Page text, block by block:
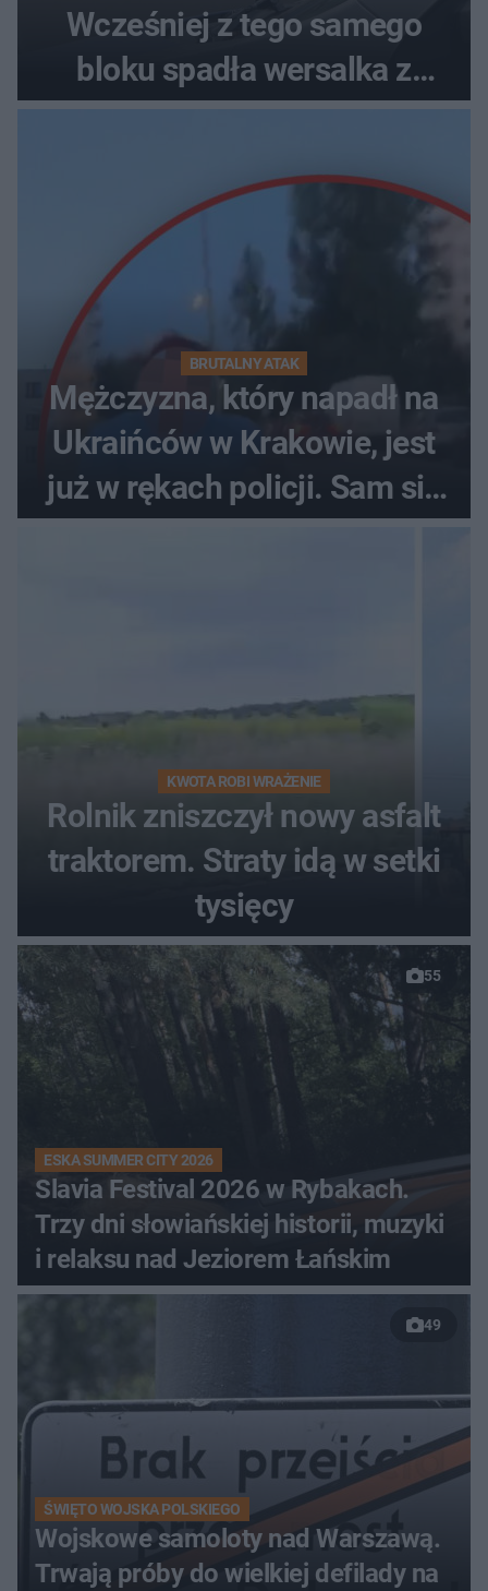
Wcześniej z tego samego
bloku spadła wersalka z
pościelą
BRUTALNY ATAK
Mężczyzna, który napadł na
Ukraińców w Krakowie, jest
już w rękach policji. Sam się
KWOTA ROBI WRAŻENIE
Rolnik zniszczył nowy asfalt
traktorem. Straty idą w setki
tysięcy
55
ESKA SUMMER CITY 2026
Slavia Festival 2026 w Rybakach.
Trzy dni słowiańskiej historii, muzyki
i relaksu nad Jeziorem Łańskim
49
ŚWIĘTO WOJSKA POLSKIEGO
Wojskowe samoloty nad Warszawą.
Trwają próby do wielkiej defilady na